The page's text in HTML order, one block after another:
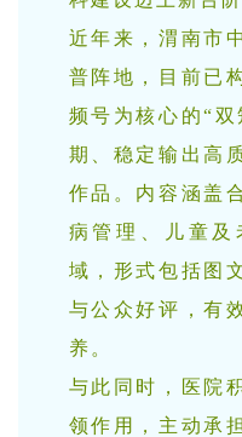
近年来，渭南市
普阵地，目前已
频号为核心的“
期、稳定输出高
作品。内容涵盖
病管理、儿童及
域，形式包括图
与公众好评，有
养。
与此同时，医院
领作用，主动承